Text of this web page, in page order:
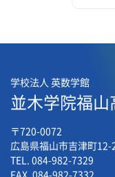
学校法人 英数学館
並木学院福
〒720-0072
広島県福山市吉津町12-
TEL. 084-982-7329
FAX. 084-982-7332